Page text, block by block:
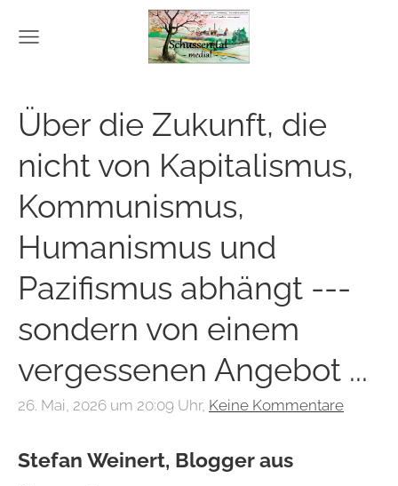
Über die Zukunft, die
nicht von Kapitalismus,
Kommunismus,
Humanismus und
Pazifismus abhängt ---
sondern von einem
vergessenen Angebot ...
26. Mai, 2026 um 20:09 Uhr, Keine Kommentare
Stefan Weinert, Blogger aus